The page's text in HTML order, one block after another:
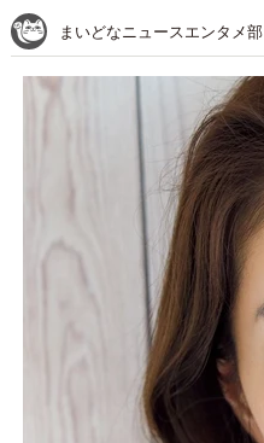
まいどなニュースエンタメ部